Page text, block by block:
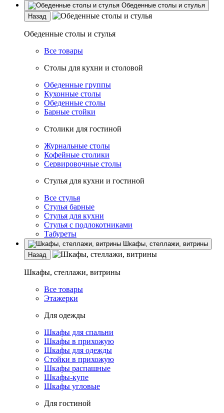
Обеденные столы и стулья
Назад
Обеденные столы и стулья
Все товары
Столы для кухни и столовой
Обеденные группы
Кухонные столы
Обеденные столы
Барные стойки
Столики для гостиной
Журнальные столы
Кофейные столики
Сервировочные столы
Стулья для кухни и гостиной
Все стулья
Стулья барные
Стулья для кухни
Стулья с подлокотниками
Табуреты
Шкафы, стеллажи, витрины
Назад
Шкафы, стеллажи, витрины
Все товары
Этажерки
Для одежды
Шкафы для спальни
Шкафы в прихожую
Шкафы для одежды
Стойки в прихожую
Шкафы распашные
Шкафы-купе
Шкафы угловые
Для гостиной